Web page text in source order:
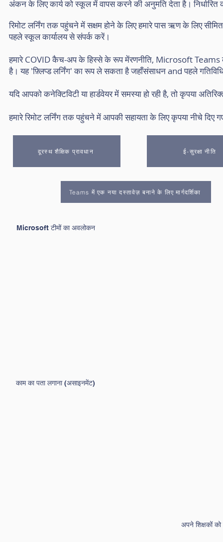
अंकन के लिए कार्य को स्कूल में वापस करने की अनुमति देता है। निर्धारित
रिमोट लर्निंग तक पहुंचने में सक्षम होने के लिए हमारे पास ऋण के लिए
पहले स्कूल कार्यालय से संपर्क करें।
हमारे COVID कैच-अप के हिस्से के रूप मेंरणनीति, Microsoft Teams
है। यह 'फ़्लिप्ड लर्निंग' का रूप ले सकता है जहाँसंसाधनandपहले
यदि आपको कनेक्टिविटी या हार्डवेयर में समस्या हो रही है, तो कृपया
हमारे रिमोट लर्निंग तक पहुंचने में आपकी सहायता के लिए कृपया नीचे दिए
दूरस्थ शैक्षिक प्रावधान ई-सुरक्षा नीति
Teams में एक नया दस्तावेज़ बनाने के लिए मार्गदर्शिका
Microsoft टीमों का अवलोकन
काम का पता लगाना (असाइनमेंट)
अपने शिक्षकों